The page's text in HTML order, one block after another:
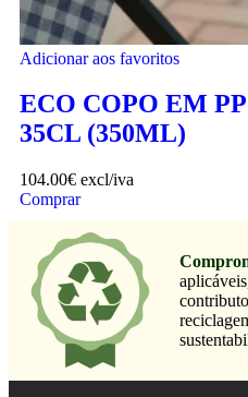
Adicionar aos favoritos
ECO COPO EM
35CL (350ML)
104.00€ excl/iva
Comprar